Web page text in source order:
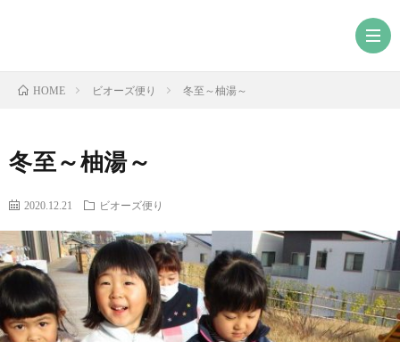
HOME ビオーズ便り 冬至～柚湯～
冬至～柚湯～
2020.12.21 ビオーズ便り